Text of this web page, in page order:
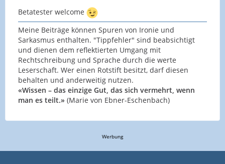
Betatester welcome
Meine Beiträge können Spuren von Ironie und
Sarkasmus enthalten. "Tippfehler" sind beabsichtigt
und dienen dem reflektierten Umgang mit
Rechtschreibung und Sprache durch die werte
Leserschaft. Wer einen Rotstift besitzt, darf diesen
behalten und anderweitig nutzen.
«Wissen – das einzige Gut, das sich vermehrt, wenn
man es teilt.» (Marie von Ebner-Eschenbach)
Werbung